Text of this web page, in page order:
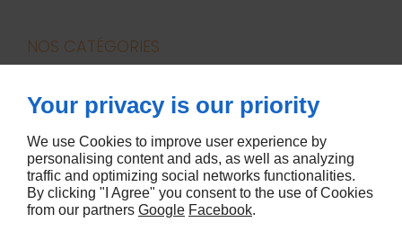
NOS CATÉGORIES
bougies / parfums d'ambiance
canapés
décoration
literie
meubles
Your privacy is our priority
We use Cookies to improve user experience by
personalising content and ads, as well as analyzing
traffic and optimizing social networks functionalities.
By clicking "I Agree" you consent to the use of Cookies
from our partners Google Facebook.